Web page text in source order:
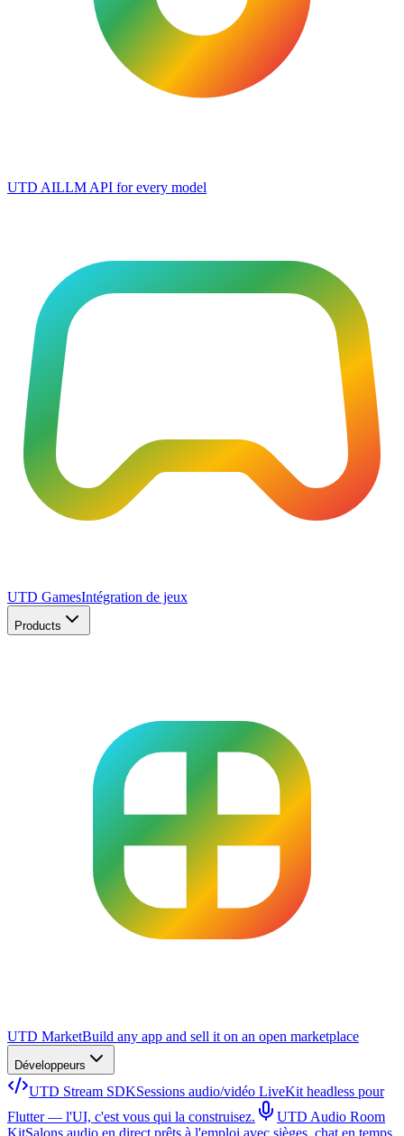
UTD AILLM API for every model
UTD GamesIntégration de jeux
Products
UTD MarketBuild any app and sell it on an open marketplace
Développeurs
UTD Stream SDKSessions audio/vidéo LiveKit headless pour
Flutter — l'UI, c'est vous qui la construisez.
UTD Audio Room
KitSalons audio en direct prêts à l'emploi avec sièges, chat en temps